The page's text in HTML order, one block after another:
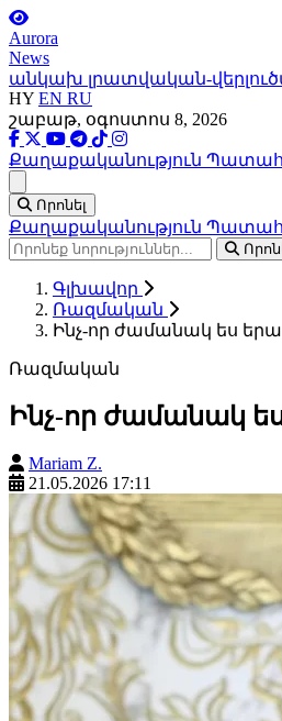
Aurora
News
անկախ լրատվական-
HY EN RU
շաբաթ, օգոստոս 8, 2026
Քաղաքականություն
Որոնել
Քաղաքականություն
Գլխավոր
Ռազմական
Ինչ-որ ժամանակ ես
Ռազմական
Ինչ-որ ժամանակ
Mariam Z.
21.05.2026 17:11